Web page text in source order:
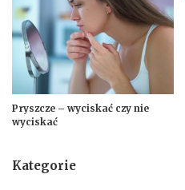
Pryszcze – wyciskać czy nie
wyciskać
Kategorie